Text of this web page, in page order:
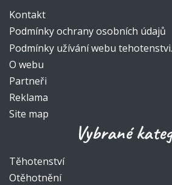
Kontakt
Podmínky ochrany osobních údajů
Podmínky užívání webu
O webu
Partneři
Reklama
Site map
Vybrané
Těhotenství
Otěhotnění